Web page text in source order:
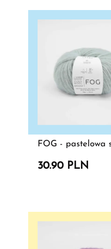
FOG - pastelowa
30.90 PLN